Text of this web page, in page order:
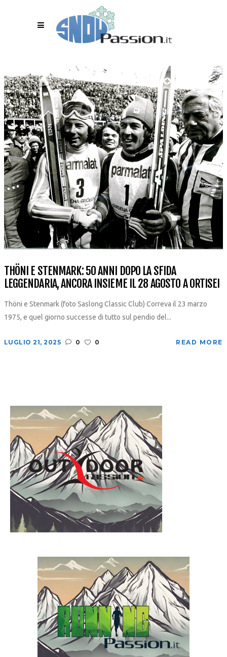
THÖNI E STENMARK: 50 ANNI DOPO LA SFIDA
LEGGENDARIA, ANCORA INSIEME IL 28 AGOSTO A ORTISEI
Thöni e Stenmark (foto Saslong Classic Club) Correva il 23 marzo
1975, e quel giorno successe di tutto sul pendio del...
LUGLIO 21, 2025 0 0 READ MORE